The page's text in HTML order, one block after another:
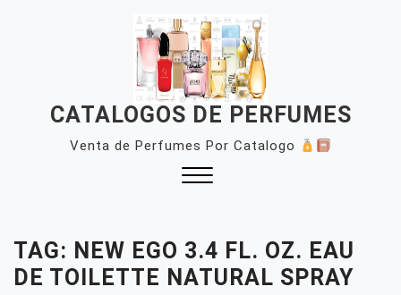
CATALOGOS DE PERFUMES
Venta de Perfumes Por Catalogo
TAG: NEW EGO 3.4 FL. OZ. EAU
DE TOILETTE NATURAL SPRAY